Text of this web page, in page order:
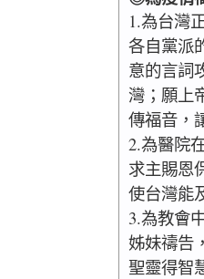
1.為台灣
各自黨派
意的言詞
灣；願上
傳福音，
2.為醫院
求主賜恩
使台灣能
3.為教會
姊妹禱告
聖靈得智